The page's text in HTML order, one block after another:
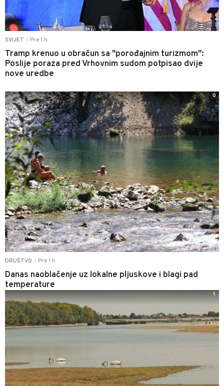
SVIJET Pre 1 h
Tramp krenuo u obračun sa "porođajnim turizmom":
Poslije poraza pred Vrhovnim sudom potpisao dvije
nove uredbe
DRUŠTVO Pre 1 h
Danas naoblačenje uz lokalne pljuskove i blagi pad
temperature
0
1